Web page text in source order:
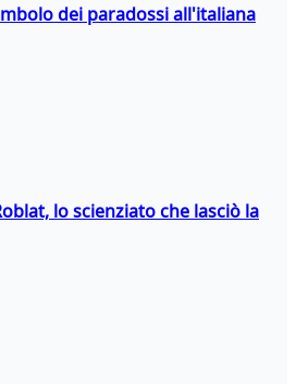
dei paradossi all'italiana
lo scienziato che lasciò la